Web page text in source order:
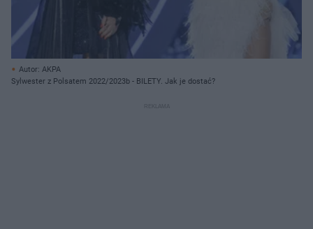
Autor: AKPA
Sylwester z Polsatem 2022/2023b - BILETY. Jak je dostać?